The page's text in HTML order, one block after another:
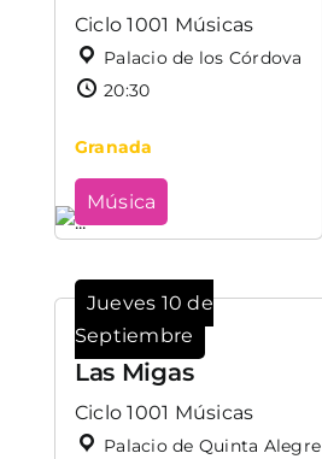
Ciclo 1001 Músicas
Palacio de los Córdova
20:30
Granada
Música
Jueves 10 de
Septiembre
Las Migas
Ciclo 1001 Músicas
Palacio de Quinta Alegre